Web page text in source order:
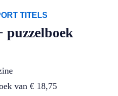
TITELS
puzzelboek
van € 18,75